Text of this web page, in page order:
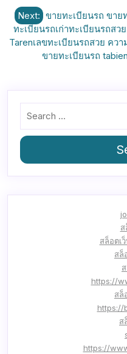
Next: ขายทะเบียนรถ ขาย
ทะเบียนรถเก่าทะเบียนรถส
Tarenเลขทะเบียนรถสวย คว
ขายทะเบียนรถ
ส
สล็อตเ
สล็
https://
สล็
https://
ส
https://